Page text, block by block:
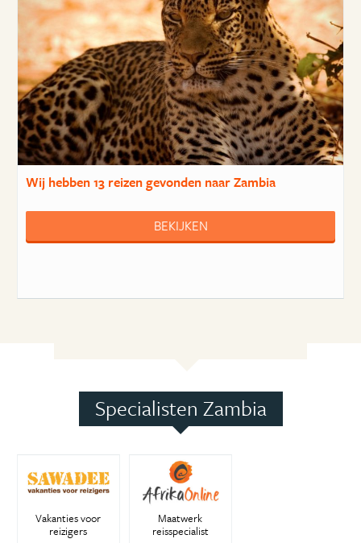
Wij hebben13 reizengevonden naar Zambia
BEKIJKEN
Specialisten Zambia
Vakanties voor
reizigers
Maatwerk
reisspecialist